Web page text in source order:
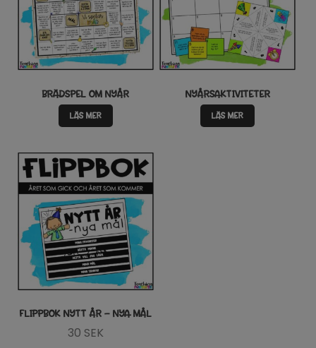
BRÄDSPEL OM NYÅR
LÄS MER
NYÅRSAKTIVITETER
LÄS MER
FLIPPBOK NYTT ÅR – NYA MÅL
30 SEK